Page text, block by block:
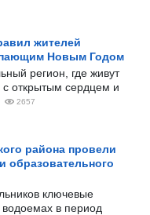
жителей
Новым Годом
регион, где живут
открытым сердцем и
2657
района провели
образовательного
ключевые
в период